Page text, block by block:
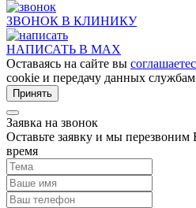
ЗВОНОК В КЛИНИКУ
НАПИСАТЬ В MAX
Оставаясь на сайте вы
cookie и передачу данных
Принять
Заявка на звонок
Оставьте заявку и мы
время